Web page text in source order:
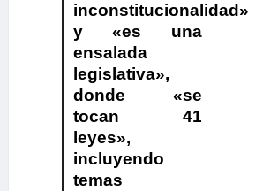
inconstitucionalidad»
y «es una
ensalada
legislativa»,
donde «se
tocan 41
leyes»,
incluyendo
temas